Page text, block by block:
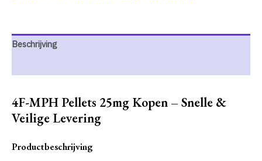
Beschrijving
4F-MPH Pellets 25mg Kopen – Snelle &
Veilige Levering
Productbeschrijving